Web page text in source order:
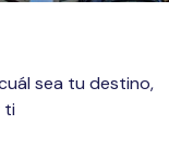
sea tu destino,
ti